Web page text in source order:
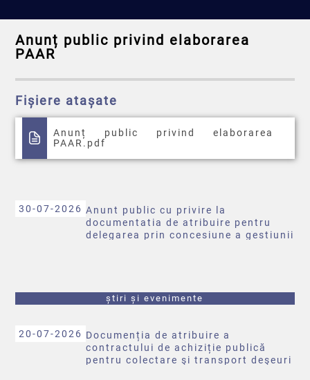
Anunț public privind elaborarea
PAAR
Fișiere atașate
Anunț public privind elaborarea
PAAR.pdf
30-07-2026 Anunt public cu privire la
documentatia de atribuire pentru
delegarea prin concesiune a gestiunii
știri și evenimente
20-07-2026 Documenția de atribuire a
contractului de achiziție publică
pentru colectare şi transport deşeuri